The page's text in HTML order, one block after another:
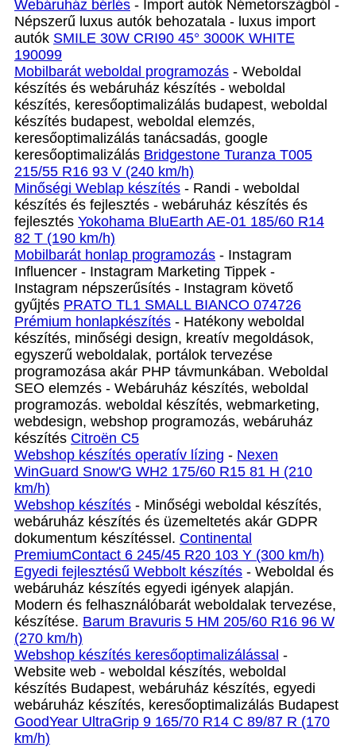
Webáruház bérlés - Import autók Németországból -
Népszerű luxus autók behozatala - luxus import
autók SMILE 30W CRI90 45° 3000K WHITE
190099
Mobilbarát weboldal programozás - Weboldal
készítés és webáruház készítés - weboldal
készítés, keresőoptimalizálás budapest, weboldal
készítés budapest, weboldal elemzés,
keresőoptimalizálás tanácsadás, google
keresőoptimalizálás Bridgestone Turanza T005
215/55 R16 93 V (240 km/h)
Minőségi Weblap készítés - Randi - weboldal
készítés és fejlesztés - webáruház készítés és
fejlesztés Yokohama BluEarth AE-01 185/60 R14
82 T (190 km/h)
Mobilbarát honlap programozás - Instagram
Influencer - Instagram Marketing Tippek -
Instagram népszerűsítés - Instagram követő
gyűjtés PRATO TL1 SMALL BIANCO 074726
Prémium honlapkészítés‎ - Hatékony weboldal
készítés, minőségi design, kreatív megoldások,
egyszerű weboldalak, portálok tervezése
programozása akár PHP távmunkában. Weboldal
SEO elemzés - Webáruház készítés, weboldal
programozás. weboldal készítés, webmarketing,
webdesign, webshop programozás, webáruház
készítés Citroën C5
Webshop készítés operatív lízing - Nexen
WinGuard Snow'G WH2 175/60 R15 81 H (210
km/h)
Webshop készítés - Minőségi weboldal készítés,
webáruház készítés és üzemeltetés akár GDPR
dokumentum készítéssel. Continental
PremiumContact 6 245/45 R20 103 Y (300 km/h)
Egyedi fejlesztésű Webbolt készítés - Weboldal és
webáruház készítés egyedi igények alapján.
Modern és felhasználóbarát weboldalak tervezése,
készítése. Barum Bravuris 5 HM 205/60 R16 96 W
(270 km/h)
Webshop készítés keresőoptimalizálással -
Website web - weboldal készítés, weboldal
készítés Budapest, webáruház készítés, egyedi
webáruház készítés, keresőoptimalizálás Budapest
GoodYear UltraGrip 9 165/70 R14 C 89/87 R (170
km/h)